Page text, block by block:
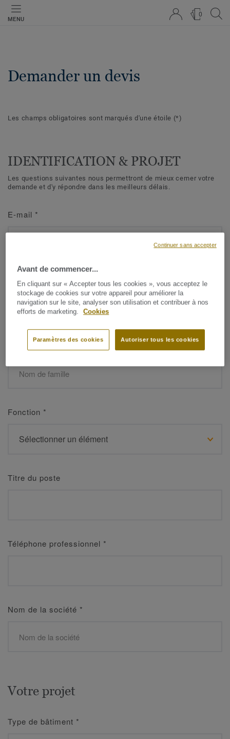
MENU
0
Demander un devis
Les champs obligatoires sont marqués d'une étoile (*)
IDENTIFICATION & PROJET
Les questions suivantes nous permettront de mieux cerner votre
demande et d'y répondre dans les meilleurs délais.
E-mail *
Prénom*
Fonction *
Titre du poste
Téléphone professionnel *
Nom de la société *
Votre projet
Type de bâtiment *
Avant de commencer...
En cliquant sur « Accepter tous les cookies », vous acceptez le
stockage de cookies sur votre appareil pour améliorer la
navigation sur le site, analyser son utilisation et contribuer à nos
efforts de marketing.
Cookies
Autoriser tous les cookies
Paramètres des cookies
Continuer sans accepter